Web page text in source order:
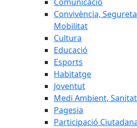
Convivència,
Mobilitat
Cultura
Educació
Esports
Habitatge
Joventut
Medi Ambient,
Pagesia
Participació